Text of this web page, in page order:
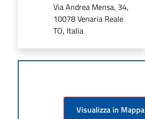
Via Andrea Mensa, 34,
10078 Venaria Reale
TO, Italia
Visualizza in Mappa